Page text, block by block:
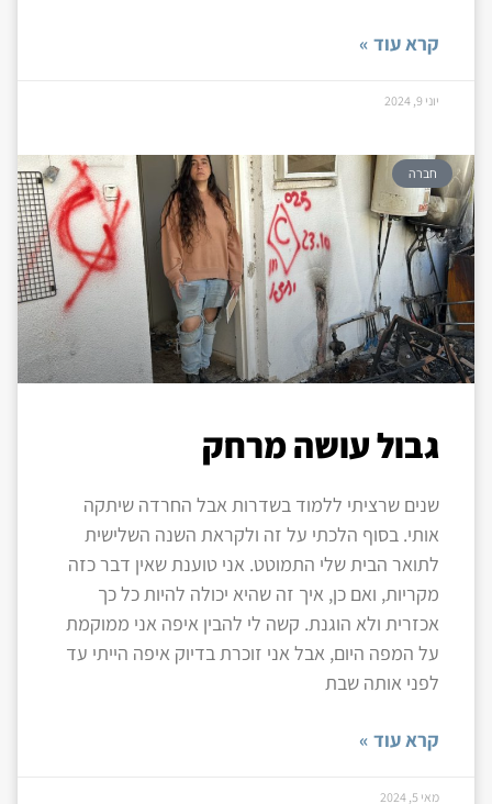
קרא עוד »
יוני 9, 2024
חברה
גבול עושה מרחק
שנים שרציתי ללמוד בשדרות אבל החרדה שיתקה
אותי. בסוף הלכתי על זה ולקראת השנה השלישית
לתואר הבית שלי התמוטט. אני טוענת שאין דבר כזה
מקריות, ואם כן, איך זה שהיא יכולה להיות כל כך
אכזרית ולא הוגנת. קשה לי להבין איפה אני ממוקמת
על המפה היום, אבל אני זוכרת בדיוק איפה הייתי עד
לפני אותה שבת
קרא עוד »
מאי 5, 2024